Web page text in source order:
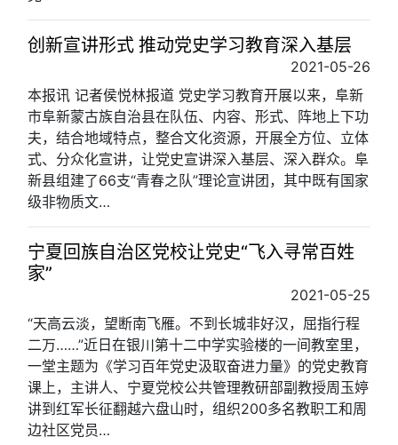
创新宣讲形式 推动党史学习教育深入基层
2021-05-26
本报讯 记者侯悦林报道 党史学习教育开展以来，阜新
市阜新蒙古族自治县在队伍、内容、形式、阵地上下功
夫，结合地域特点，整合文化资源，开展全方位、立体
式、分众化宣讲，让党史宣讲深入基层、深入群众。阜
新县组建了66支“青春之队”理论宣讲团，其中既有国家
级非物质文…
宁夏回族自治区党校让党史“飞入寻常百姓
家”
2021-05-25
“天高云淡，望断南飞雁。不到长城非好汉，屈指行程
二万……”近日在银川第十二中学实验楼的一间教室里，
一堂主题为《学习百年党史汲取奋进力量》的党史教育
课上，主讲人、宁夏党校公共管理教研部副教授周玉婷
讲到红军长征翻越六盘山时，组织200多名教职工和周
边社区党员…